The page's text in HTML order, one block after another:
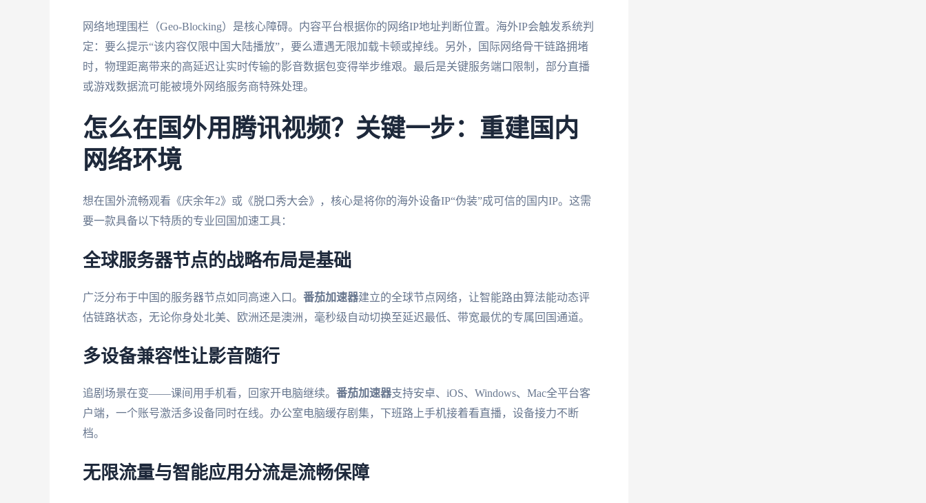
网络地理围栏（Geo-Blocking）是核心障碍。内容平台根据你的网络IP地址判断位置。海外IP会触发系统判
定：要么提示“该内容仅限中国大陆播放”，要么遭遇无限加载卡顿或掉线。另外，国际网络骨干链路拥堵
时，物理距离带来的高延迟让实时传输的影音数据包变得举步维艰。最后是关键服务端口限制，部分直播
或游戏数据流可能被境外网络服务商特殊处理。
怎么在国外用腾讯视频？关键一步：重建国内
网络环境
想在国外流畅观看《庆余年2》或《脱口秀大会》，核心是将你的海外设备IP“伪装”成可信的国内IP。这需
要一款具备以下特质的专业回国加速工具：
全球服务器节点的战略布局是基础
广泛分布于中国的服务器节点如同高速入口。 番茄加速器建立的全球节点网络，让智能路由算法能动态评
估链路状态，无论你身处北美、欧洲还是澳洲，毫秒级自动切换至延迟最低、带宽最优的专属回国通道。
多设备兼容性让影音随行
追剧场景在变——课间用手机看，回家开电脑继续。 番茄加速器支持安卓、iOS、Windows、Mac全平台客
户端，一个账号激活多设备同时在线。办公室电脑缓存剧集，下班路上手机接着看直播，设备接力不断
档。
无限流量与智能应用分流是流畅保障